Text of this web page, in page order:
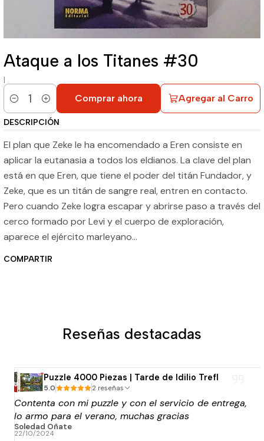
Ataque a los Titanes #30
|
Cantidad
Agregar al Carro
Comprar ahora
DESCRIPCIÓN
El plan que Zeke le ha encomendado a Eren consiste en
aplicar la eutanasia a todos los eldianos. La clave del plan
está en que Eren, que tiene el poder del titán Fundador, y
Zeke, que es un titán de sangre real, entren en contacto.
Pero cuando Zeke logra escapar y abrirse paso a través del
cerco formado por Levi y el cuerpo de exploración,
aparece el ejército marleyano...
COMPARTIR
Reseñas destacadas
Puzzle 4000 Piezas | Tarde de Idilio Trefl
5.0 2 reseñas
Contenta con mi puzzle y con el servicio de entrega,
lo armo para el verano, muchas gracias
Soledad Oñate
22/10/2024